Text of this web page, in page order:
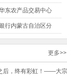
东农产品交易中心
行内蒙古自治区分
更多>>